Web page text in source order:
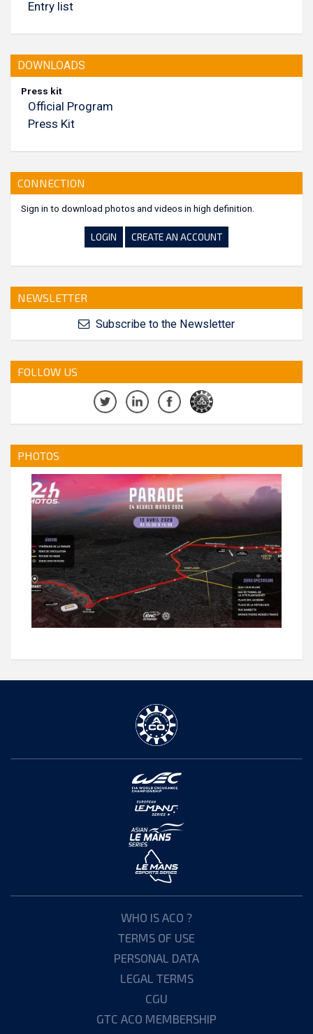
Entry list
DOWNLOADS
Press kit
Official Program
Press Kit
CONNECTION
Sign in to download photos and videos in high definition.
LOGIN CREATE AN ACCOUNT
NEWSLETTER
Subscribe to the Newsletter
FOLLOW US
PHOTOS
WHO IS ACO ?
TERMS OF USE
PERSONAL DATA
LEGAL TERMS
CGU
GTC ACO MEMBERSHIP